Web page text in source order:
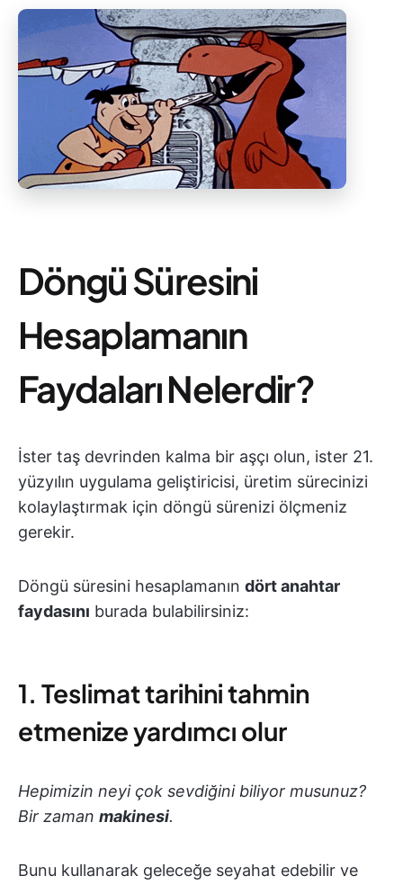
Döngü Süresini
Hesaplamanın
Faydaları Nelerdir?
İster taş devrinden kalma bir aşçı olun, ister 21.
yüzyılın uygulama geliştiricisi, üretim sürecinizi
kolaylaştırmak için döngü sürenizi ölçmeniz
gerekir.
Döngü süresini hesaplamanın dört anahtar
faydasını burada bulabilirsiniz:
1. Teslimat tarihini tahmin
etmenize yardımcı olur
Hepimizin neyi çok sevdiğini biliyor musunuz?
Bir zaman makinesi.
Bunu kullanarak geleceğe seyahat edebilir ve